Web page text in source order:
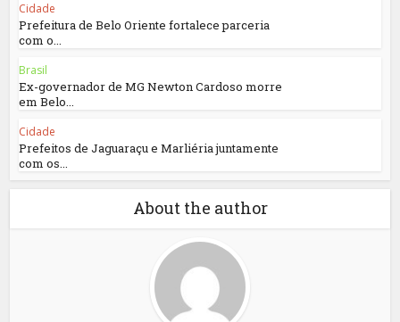
Cidade
Prefeitura de Belo Oriente fortalece parceria
com o...
Brasil
Ex-governador de MG Newton Cardoso morre
em Belo...
Cidade
Prefeitos de Jaguaraçu e Marliéria juntamente
com os...
About the author